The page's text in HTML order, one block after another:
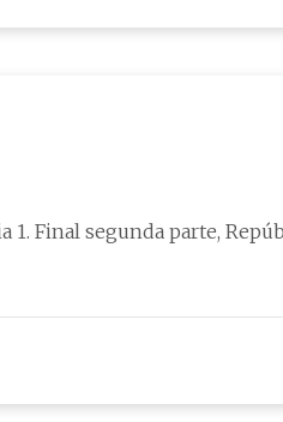
Final segunda parte,